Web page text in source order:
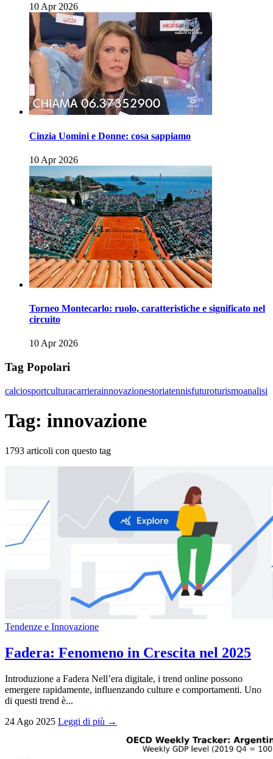
10 Apr 2026
Cinzia Uomini e Donne: cosa sappiamo
10 Apr 2026
Torneo Montecarlo: ruolo, caratteristiche e significato nel
circuito
10 Apr 2026
Tag Popolari
calciosportculturacarrierainnovazionestoriatennisfuturoturismoanalisi
Tag: innovazione
1793 articoli con questo tag
Tendenze e Innovazione
Fadera: Fenomeno in Crescita nel 2025
Introduzione a Fadera Nell’era digitale, i trend online possono
emergere rapidamente, influenzando culture e comportamenti. Uno
di questi trend è...
24 Ago 2025 Leggi di più →